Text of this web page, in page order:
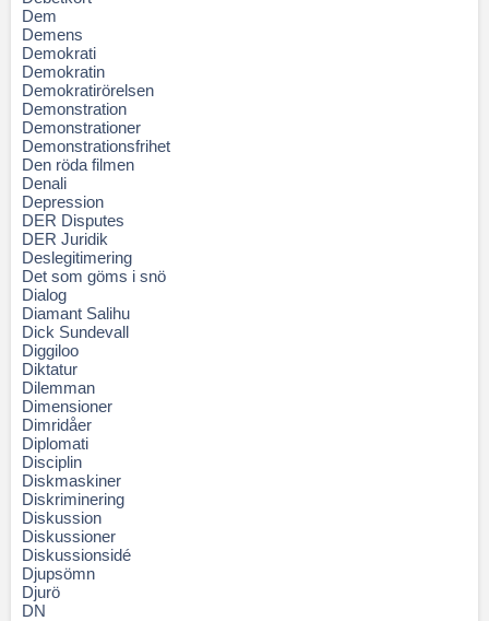
Dem
Demens
Demokrati
Demokratin
Demokratirörelsen
Demonstration
Demonstrationer
Demonstrationsfrihet
Den röda filmen
Denali
Depression
DER Disputes
DER Juridik
Deslegitimering
Det som göms i snö
Dialog
Diamant Salihu
Dick Sundevall
Diggiloo
Diktatur
Dilemman
Dimensioner
Dimridåer
Diplomati
Disciplin
Diskmaskiner
Diskriminering
Diskussion
Diskussioner
Diskussionsidé
Djupsömn
Djurö
DN